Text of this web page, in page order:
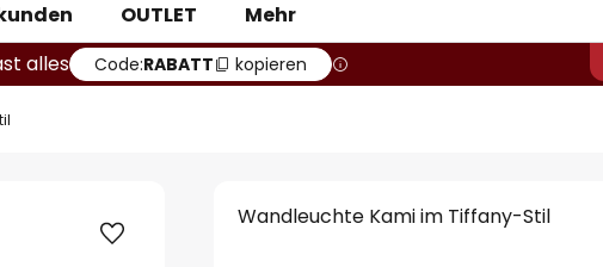
OUTLET
Mehr
alles Code:RABATT kopieren
Wandleuchte Kami im Tiffany-Stil